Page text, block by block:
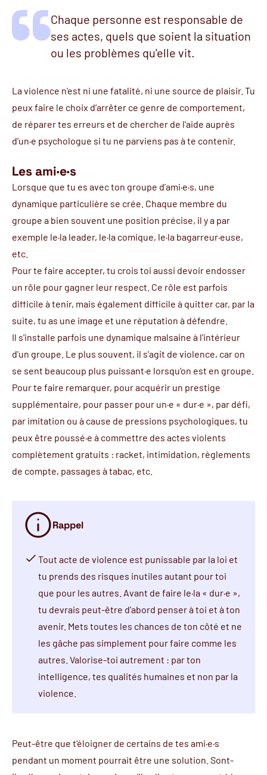
Chaque personne est responsable de
ses actes, quels que soient la situation
ou les problèmes qu'elle vit.
La violence n'est ni une fatalité, ni une source de plaisir. Tu
peux faire le choix d’arrêter ce genre de comportement,
de réparer tes erreurs et de chercher de l'aide auprès
d'un·e psychologue si tu ne parviens pas à te contenir.
Les ami·e·s
Lorsque que tu es avec ton groupe d’ami·e·s, une
dynamique particulière se crée. Chaque membre du
groupe a bien souvent une position précise, il y a par
exemple le·la leader, le·la comique, le·la bagarreur·euse,
etc.
Pour te faire accepter, tu crois toi aussi devoir endosser
un rôle pour gagner leur respect. Ce rôle est parfois
difficile à tenir, mais également difficile à quitter car, par la
suite, tu as une image et une réputation à défendre.
Il s'installe parfois une dynamique malsaine à l'intérieur
d'un groupe. Le plus souvent, il s'agit de violence, car on
se sent beaucoup plus puissant·e lorsqu'on est en groupe.
Pour te faire remarquer, pour acquérir un prestige
supplémentaire, pour passer pour un·e « dur·e », par défi,
par imitation ou à cause de pressions psychologiques, tu
peux être poussé·e à commettre des actes violents
complètement gratuits : racket, intimidation, règlements
de compte, passages à tabac, etc.
Rappel
Tout acte de violence est punissable par la loi et
tu prends des risques inutiles autant pour toi
que pour les autres. Avant de faire le·la « dur·e »,
tu devrais peut-être d'abord penser à toi et à ton
avenir. Mets toutes les chances de ton côté et ne
les gâche pas simplement pour faire comme les
autres. Valorise-toi autrement : par ton
intelligence, tes qualités humaines et non par la
violence.
Peut-être que t'éloigner de certains de tes ami·e·s
pendant un moment pourrait être une solution. Sont-